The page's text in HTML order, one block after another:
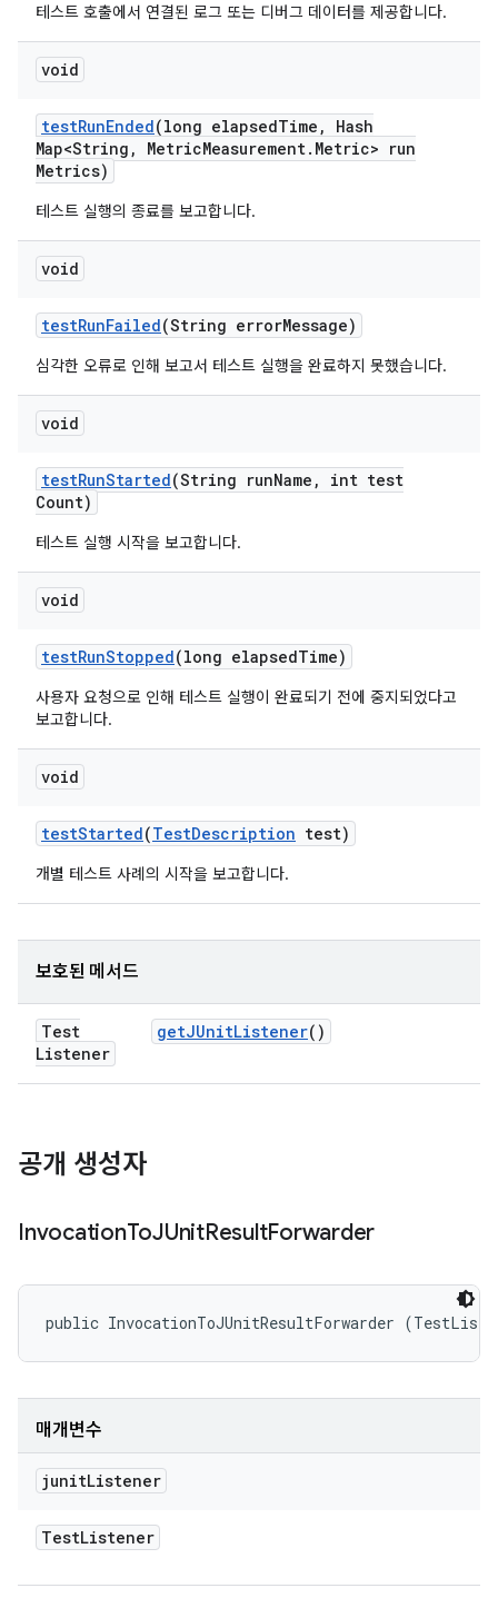
테스트 호출에서 연결된 로그 또는 디버그 데이터를 제공합니다.
void
testRunEnded(long elapsedTime ,
Hash
Map<String , MetricMeasurement. Metric> run
Metrics)
테스트 실행의 종료를 보고합니다.
void
testRunFailed(String errorMessage)
심각한 오류로 인해 보고서 테스트 실행을 완료하지 못했습니다.
void
testRunStarted(String runName ,
int test
Count)
테스트 실행 시작을 보고합니다.
void
testRunStopped(long elapsedTime)
사용자 요청으로 인해 테스트 실행이 완료되기 전에 중지되었다고
보고합니다.
void
testStarted(TestDescription test)
개별 테스트 사례의 시작을 보고합니다.
보호된 메서드
Test
Listener
getJUnitListener()
공개 생성자
InvocationToJUnitResultForwarder
public InvocationToJUnitResultForwarder
매개변수
junitListener
TestListener